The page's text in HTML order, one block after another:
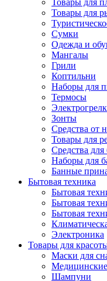
Товары для
Товары для
Сумки
Одежда и
Мангалы
Грили
Коптильни
Наборы для
Термосы
Зонты
Средства от
Товары для
Средства для
Наборы для
Банные
Бытовая техника
Бытовая
Бытовая
Бытовая
Электроника
Товары для
Маски для
Шампуни